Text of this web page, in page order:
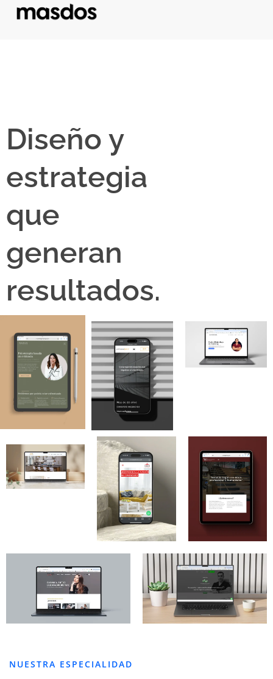
Diseño y
estrategia
que
generan
resultados.
NUESTRA ESPECIALIDAD